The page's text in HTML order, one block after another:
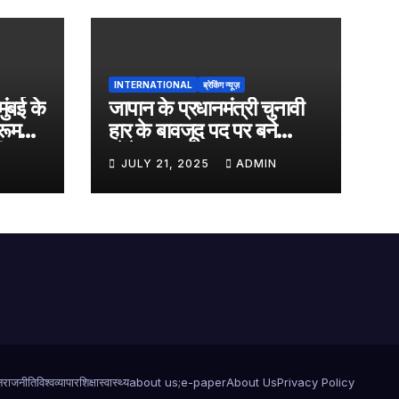
के
INTERNATIONAL ब्रेकिंग न्यूज़
जापान के प्रधानमंत्री चुनावी
हार के बावजूद पद पर बने
रहेंगे…..
JULY 21, 2025 ADMIN
राजनीतिविश्वव्यापारशिक्षास्वास्थ्यabout us;e-paperAbout UsPrivacy Policy